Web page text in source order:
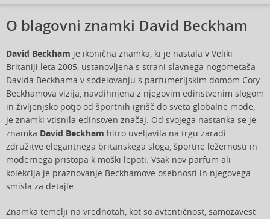
O blagovni znamki David Beckham
David Beckham je ikonična znamka, ki je nastala v Veliki
Britaniji leta 2005, ustanovljena s strani slavnega nogometaša
Davida Beckhama v sodelovanju s parfumerijskim domom Coty.
Beckhamova vizija, navdihnjena z njegovim edinstvenim slogom
in življenjsko potjo od športnih igrišč do sveta globalne mode,
je znamki vtisnila edinstven značaj. Od svojega nastanka se je
znamka David Beckham hitro uveljavila na trgu zaradi
združitve elegantnega britanskega sloga, športne ležernosti in
modernega pristopa k moški lepoti. Vsak nov parfum ali
kolekcija je praznovanje Beckhamove osebnosti in njegovega
smisla za detajle.
Znamka temelji na vrednotah, kot so avtentičnost, samozavest